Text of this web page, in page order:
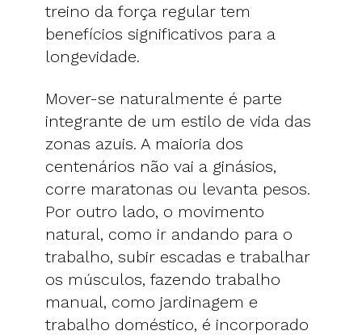
treino da força regular tem
benefícios significativos para a
longevidade.
Mover-se naturalmente é parte
integrante de um estilo de vida das
zonas azuis. A maioria dos
centenários não vai a ginásios,
corre maratonas ou levanta pesos.
Por outro lado, o movimento
natural, como ir andando para o
trabalho, subir escadas e trabalhar
os músculos, fazendo trabalho
manual, como jardinagem e
trabalho doméstico, é incorporado